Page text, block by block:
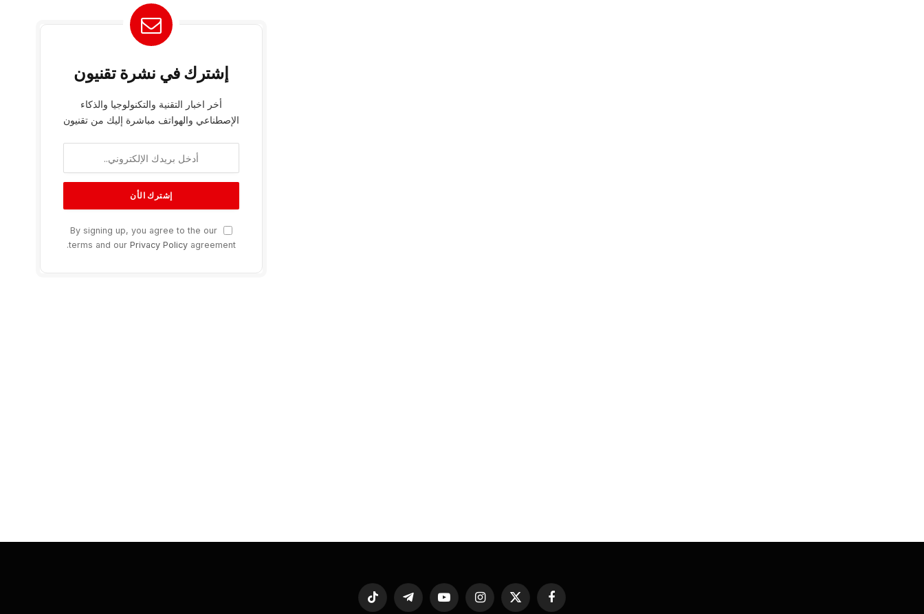
إشترك في نشرة تقنيون
أخر اخبار التقنية والتكنولوجيا والذكاء
الإصطناعي والهواتف مباشرة إليك من تقنيون
By signing up, you agree to the our
terms and our Privacy Policy agreement.
فيسبوك
X
الانستغراميوتيوب تيلقرام تيكتوك